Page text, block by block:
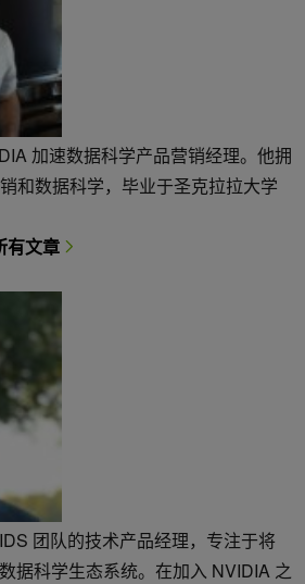
加速数据科学产品营销经理。他拥
和数据科学，毕业于圣克拉拉大学
有文章
团队的技术产品经理，专注于将
据科学生态系统。在加入 NVIDIA 之